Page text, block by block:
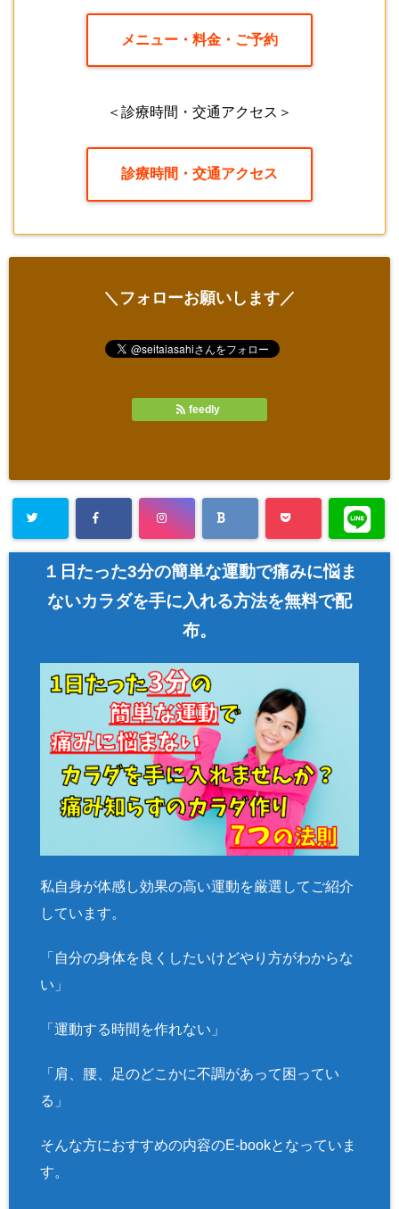
メニュー・料金・ご予約
＜診療時間・交通アクセス＞
診療時間・交通アクセス
＼フォローお願いします／
feedly
１日たった3分の簡単な運動で痛みに悩ま
ないカラダを手に入れる方法を無料で配
布。
私自身が体感し効果の高い運動を厳選してご紹介
しています。
「自分の身体を良くしたいけどやり方がわからな
い」
「運動する時間を作れない」
「肩、腰、足のどこかに不調があって困ってい
る」
そんな方におすすめの内容のE-bookとなっていま
す。